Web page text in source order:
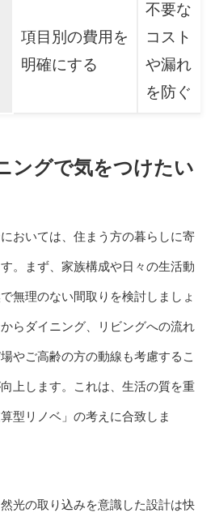
項目別の費用を
明確にする
不要な
コスト
や漏れ
を防ぐ
ングで気をつけたい
おいては、住まう方の暮らしに寄
。まず、家族構成や日々の生活動
無理のない間取りを検討しましょ
らダイニング、リビングへの流れ
やご高齢の方の動線も考慮するこ
上します。これは、生活の質を重
型リノベ」の考えに合致しま
光の取り込みを意識した設計は快